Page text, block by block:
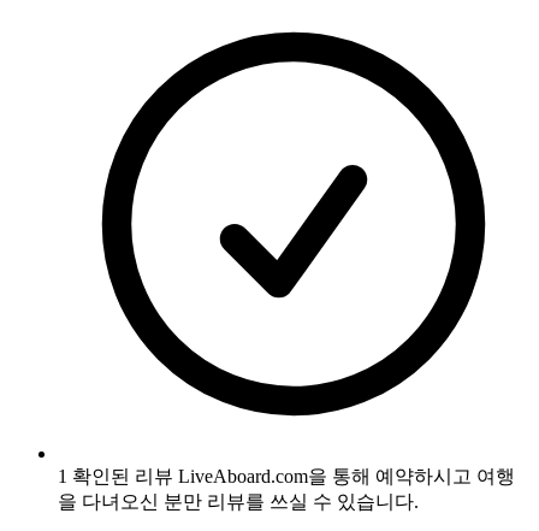
1 확인된 리뷰 LiveAboard.com을 통해 예약하시고 여행
을 다녀오신 분만 리뷰를 쓰실 수 있습니다.